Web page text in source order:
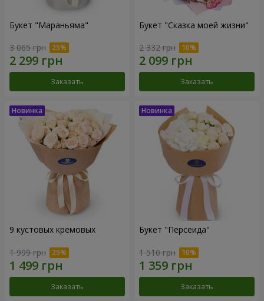
Букет "Мараньяма"
3 065 грн
Заказать
Букет "Сказка моей жизни"
2 332 грн
Заказать
9 кустовых кремовых
1 999 грн
Заказать
Букет "Персеида"
1 510 грн
Заказать